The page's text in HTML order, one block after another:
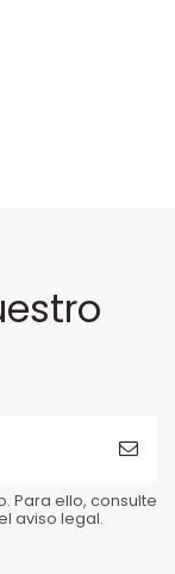
Para ello, consulte
aviso legal.